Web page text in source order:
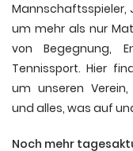
Mannschaftsspieler,
um mehr als nur
von Begegnung,
Tennissport. Hier
um unseren
und alles, was auf
Noch mehr